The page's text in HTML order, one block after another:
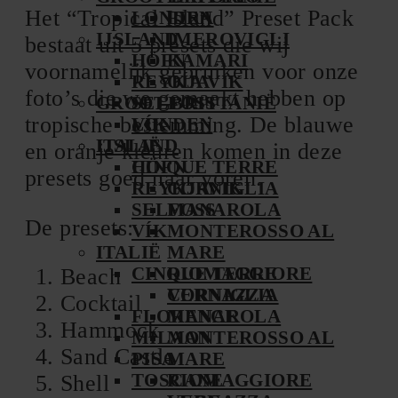
LONDEN
IJSLAND
HÖFN
REYKJAVIK
SELFOSS
VÍK
ITALIË
CINQUE TERRE
CORNIGLIA
MANAROLA
MONTEROSSO AL
MARE
RIOMAGGIORE
VERNAZZA
FLORENCE
MILAAN
PISA
TOSCANE
FIRA
IMEROVIGLI
KAMARI
OÍA
GROOT-BRITTANIË
LONDEN
IJSLAND
HÖFN
REYKJAVIK
SELFOSS
VÍK
ITALIË
CINQUE TERRE
CORNIGLIA
MANAROLA
MONTEROSSO AL
MARE
RIOMAGGIORE
Het “Tropical Island” Preset Pack
bestaat uit 5 presets die wij
voornamelijk gebruiken voor onze
foto’s die we gemaakt hebben op
tropische bestemming. De blauwe
en oranje kleuren komen in deze
presets goed naar voren.
De presets:
Beach
Cocktail
Hammock
Sand Castle
Shell